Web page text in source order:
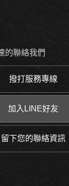
的聯絡我們
撥打服務專線
加入LINE好友
留下您的聯絡資訊